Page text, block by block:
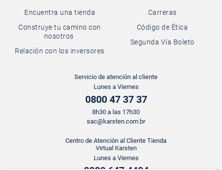
Encuentra una tienda
Construye tu camino con
nosotros
Relación con los inversores
Carreras
Código de Ética
Segunda Vía Boleto
Servicio de atención al cliente
Lunes a Viernes
0800 47 37 37
8h30 a las 17h30
sac@karsten.com.br
Centro de Atención al Cliente Tienda
Virtual Karsten
Lunes a Viernes